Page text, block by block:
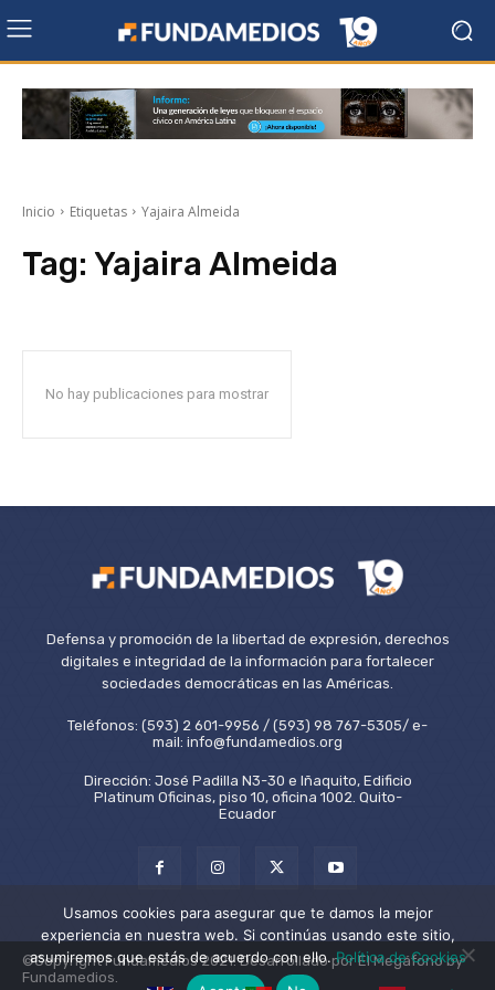
Inicio Etiquetas Yajaira Almeida
Tag: Yajaira Almeida
No hay publicaciones para mostrar
Defensa y promoción de la libertad de expresión, derechos
digitales e integridad de la información para fortalecer
sociedades democráticas en las Américas.
Teléfonos: (593) 2 601-9956 / (593) 98 767-5305/ e-
mail: info@fundamedios.org
Dirección: José Padilla N3-30 e Iñaquito, Edificio
Platinum Oficinas, piso 10, oficina 1002. Quito-
Ecuador
©Copyright Fundamedios 2021. Desarrollado por El Megáfono by
Fundamedios.
Usamos cookies para asegurar que te damos la mejor
experiencia en nuestra web. Si continúas usando este sitio,
asumiremos que estás de acuerdo con ello.Política de Cookies